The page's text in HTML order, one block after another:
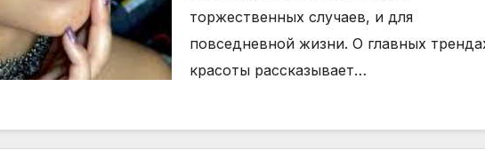
торжественных случаев, и для
повседневной жизни. О главных
красоты рассказывает…